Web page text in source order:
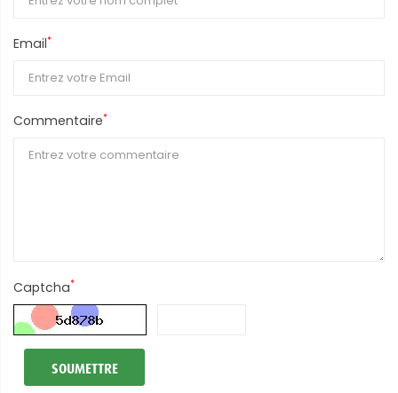
Email*
Commentaire*
Captcha*
SOUMETTRE